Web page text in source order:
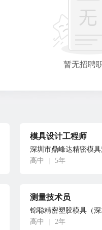
暂无招聘
模具设计工程师
深圳市鼎峰达精密模
高中
5年
测量技术员
锦聪精密塑胶模具（
高中
2年